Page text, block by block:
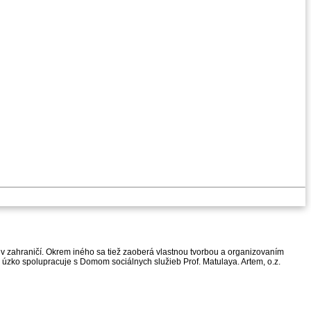
Okrem iného sa tiež zaoberá vlastnou tvorbou a organizovaním
spolupracuje s Domom sociálnych služieb Prof. Matulaya. Artem, o.z.